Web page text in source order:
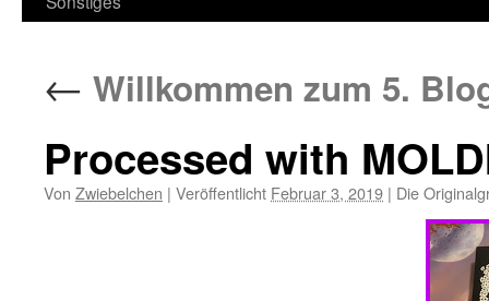
← Willkommen zum 5.
Processed with
Von Zwiebelchen | Veröffentlicht Februar 3, 2019 | Die